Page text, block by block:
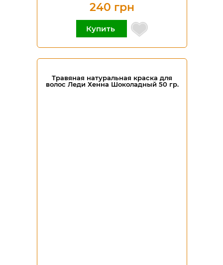
240 грн
Купить
Травяная натуральная краска для
волос Леди Хенна Шоколадный 50 гр.